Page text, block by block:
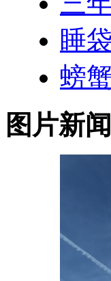
睡
螃
图片新闻